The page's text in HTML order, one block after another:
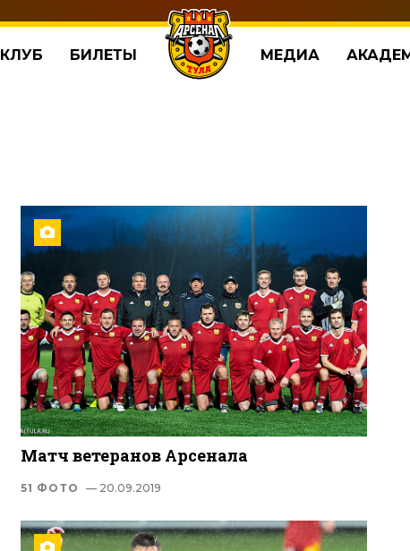
КЛУБ БИЛЕТЫ МЕДИА
Матч ветеранов Арсенала
51 ФОТО — 20.09.2019